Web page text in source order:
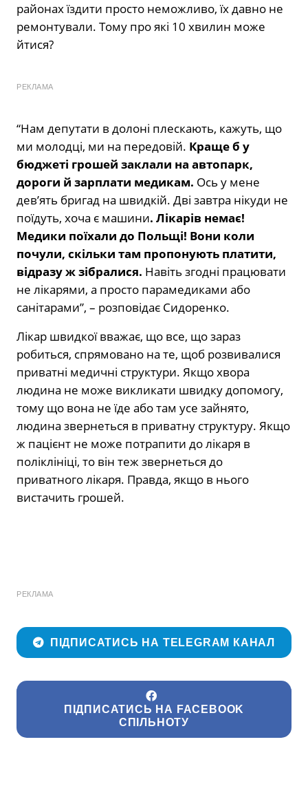
районах їздити просто неможливо, їх давно не
ремонтували. Тому про які 10 хвилин може
йтися?
РЕКЛАМА
“Нам депутати в долоні плескають, кажуть, що
ми молодці, ми на передовій. Краще б у
бюджеті грошей заклали на автопарк,
дороги й зарплати медикам. Ось у мене
дев’ять бригад на швидкій. Дві завтра нікуди не
поїдуть, хоча є машини. Лікарів немає!
Медики поїхали до Польщі! Вони коли
почули, скільки там пропонують платити,
відразу ж зібралися. Навіть згодні працювати
не лікарями, а просто парамедиками або
санітарами”, – розповідає Сидоренко.
Лікар швидкої вважає, що все, що зараз
робиться, спрямовано на те, щоб розвивалися
приватні медичні структури. Якщо хвора
людина не може викликати швидку допомогу,
тому що вона не їде або там усе зайнято,
людина звернеться в приватну структуру. Якщо
ж пацієнт не може потрапити до лікаря в
поліклініці, то він теж звернеться до
приватного лікаря. Правда, якщо в нього
вистачить грошей.
РЕКЛАМА
ПІДПИСАТИСЬ НА TELEGRAM КАНАЛ
ПІДПИСАТИСЬ НА FACEBOOK
СПІЛЬНОТУ